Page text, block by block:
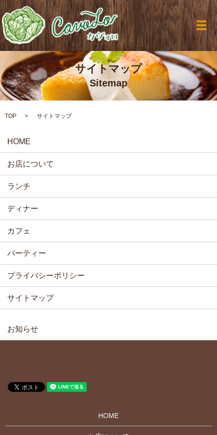
メ
サイトマップ
Sitemap
TOP サイトマップ
HOME
お店について
ランチ
ディナー
カフェ
パーティー
プライバシーポリシー
サイトマップ
お知らせ
HOME